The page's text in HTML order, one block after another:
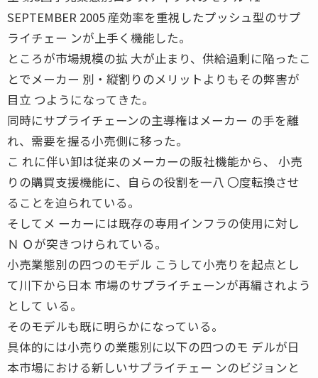
SEPTEMBER 2005 産効率を重視したプッシュ型のサプ
ライチェー ンが上手く機能した。
ところが市場規模の拡 大が止まり、供給過剰に陥ったこ
とでメーカー 別・縦割りのメリットよりもその弊害が
目立 つようになってきた。
同時にサプライチェーンの主導権はメーカー の手を離
れ、需要を握る小売側に移った。
こ れに伴い卸は従来のメーカーの販社機能から、 小売
りの購買支援機能に、自らの役割を一八 〇度転換させ
ることを迫られている。
そしてメ ーカーには既存の専用インフラの使用に対し
Ｎ Ｏが突きつけられている。
小売業態別の四つのモデル こうして小売りを起点とし
て川下から日本 市場のサプライチェーンが再編されよう
として いる。
そのモデルも既に明らかになっている。
具体的には小売りの業態別に以下の四つのモ デルが日
本市場における新しいサプライチェー ンのビジョンと